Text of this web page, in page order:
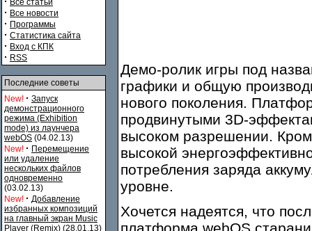
Все статьи
· Все новости
· Программы
· Статистика сайта
· Вход с КПК
· RSS
Последние советы
New! · Запуск
демонстрационного
режима (Exhibition
mode) из лаунчера
webOS (04.02.13)
New! · Перемещение
или удаление
нескольких файлов
одновременно
(03.02.13)
New! · Добавление
избранных композиций
на главный экран Music
Player (Remix) (28.01.13)
Демо-ролик игры под
графики и общую
нового поколения.
продвинутыми 3D-
высоком разрешении.
высокой
потребления заряда
уровне.
Хочется надеятся, что